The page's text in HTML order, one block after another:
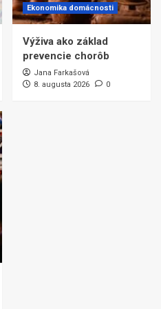
Ekonomika domácnosti
Výživa ako základ
prevencie chorôb
Jana Farkašová
8. augusta 2026
0